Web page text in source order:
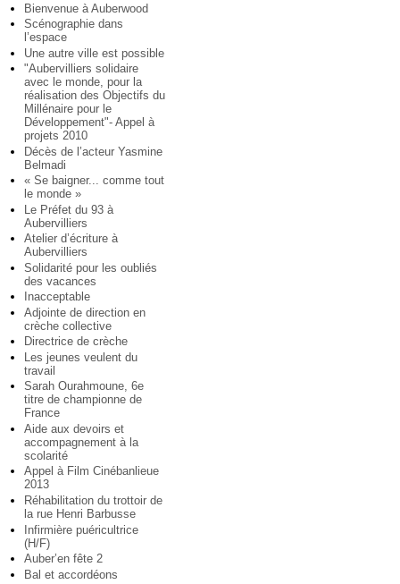
Bienvenue à Auberwood
Scénographie dans
l’espace
Une autre ville est possible
"Aubervilliers solidaire
avec le monde, pour la
réalisation des Objectifs du
Millénaire pour le
Développement"- Appel à
projets 2010
Décès de l’acteur Yasmine
Belmadi
« Se baigner... comme tout
le monde »
Le Préfet du 93 à
Aubervilliers
Atelier d’écriture à
Aubervilliers
Solidarité pour les oubliés
des vacances
Inacceptable
Adjointe de direction en
crèche collective
Directrice de crèche
Les jeunes veulent du
travail
Sarah Ourahmoune, 6e
titre de championne de
France
Aide aux devoirs et
accompagnement à la
scolarité
Appel à Film Cinébanlieue
2013
Réhabilitation du trottoir de
la rue Henri Barbusse
Infirmière puéricultrice
(H/F)
Auber’en fête 2
Bal et accordéons